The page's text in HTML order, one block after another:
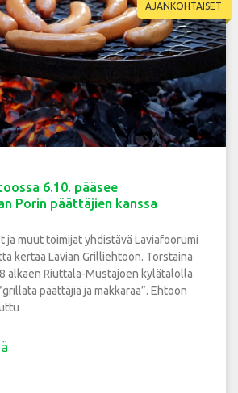
AJANKOHTAISET
6.10. pääsee
Porin päättäjien kanssa
ja muut toimijat yhdistävä Laviafoorumi
kertaa Lavian Grilliehtoon. Torstaina
alkaen Riuttala-Mustajoen kylätalolla
päättäjiä ja makkaraa”. Ehtoon